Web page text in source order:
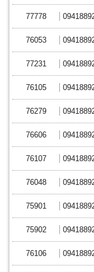
77778
76053
77231
76105
76279
76606
76107
76048
75901
75902
76106